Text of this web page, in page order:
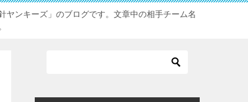
ヤンキーズ」のブログです。文章中の相手チーム名